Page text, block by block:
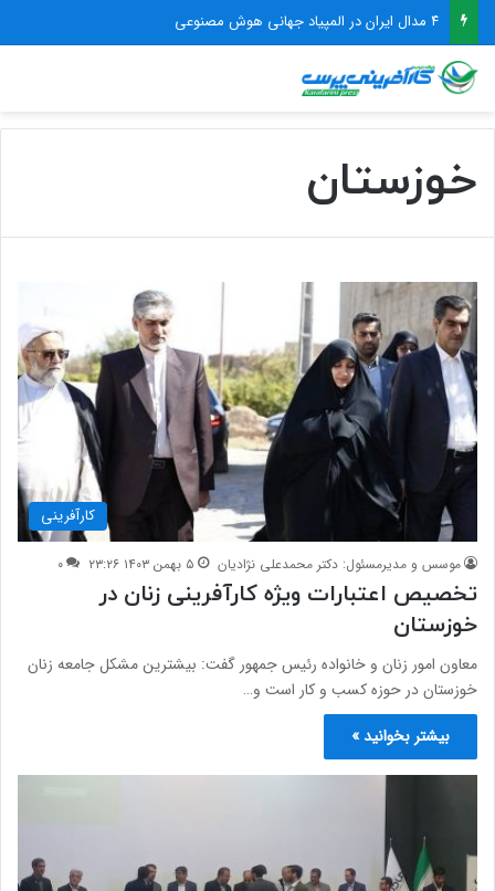
برگزاری المپیک فناوری ۲۰۲۶ مهرماه ۱۴۰۵ در پارک فناوری پردیس
خوزستان
کارآفرینی
موسس و مدیرمسئول: دکتر محمدعلی نژادیان ۵ بهمن ۱۴۰۳ ۲۳:۲۶ ۰
تخصیص اعتبارات ویژه کارآفرینی زنان در
خوزستان
معاون امور زنان و خانواده رئیس جمهور گفت: بیشترین مشکل جامعه زنان
خوزستان در حوزه کسب و کار است و…
بیشتر بخوانید »